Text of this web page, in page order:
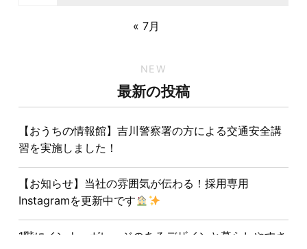
« 7月
NEW
最新の投稿
【おうちの情報館】吉川警察署の方による交通安全講
習を実施しました！
【お知らせ】当社の雰囲気が伝わる！採用専用
Instagramを更新中です
1階にインナーガレージのあるデザインと暮らしやすさ